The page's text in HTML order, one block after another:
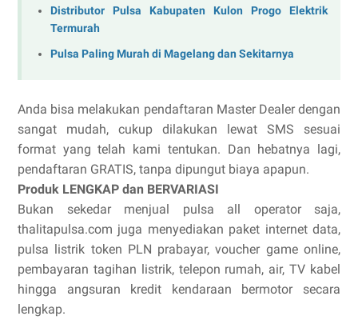
Distributor Pulsa Kabupaten Kulon Progo Elektrik
Termurah
Pulsa Paling Murah di Magelang dan Sekitarnya
Anda bisa melakukan pendaftaran Master Dealer dengan
sangat mudah, cukup dilakukan lewat SMS sesuai
format yang telah kami tentukan. Dan hebatnya lagi,
pendaftaran GRATIS, tanpa dipungut biaya apapun.
Produk LENGKAP dan BERVARIASI
Bukan sekedar menjual pulsa all operator saja,
thalitapulsa.com juga menyediakan paket internet data,
pulsa listrik token PLN prabayar, voucher game online,
pembayaran tagihan listrik, telepon rumah, air, TV kabel
hingga angsuran kredit kendaraan bermotor secara
lengkap.